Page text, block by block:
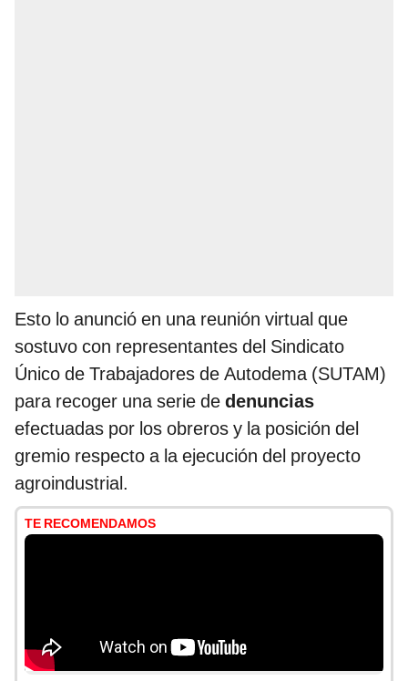
Esto lo anunció en una reunión virtual que
sostuvo con representantes del Sindicato
Único de Trabajadores de Autodema (SUTAM)
para recoger una serie de denuncias
efectuadas por los obreros y la posición del
gremio respecto a la ejecución del proyecto
agroindustrial.
TE RECOMENDAMOS